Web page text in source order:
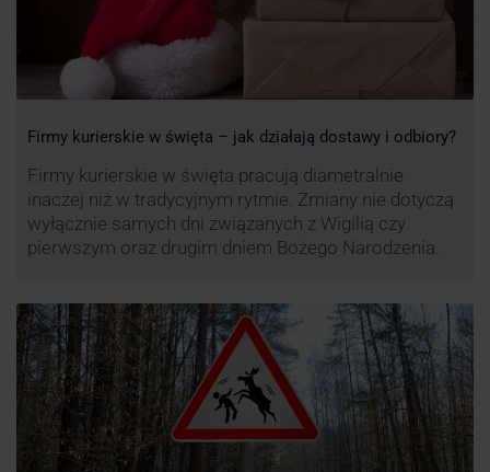
Firmy kurierskie w święta – jak działają dostawy i odbiory?
Firmy kurierskie w święta pracują diametralnie
inaczej niż w tradycyjnym rytmie. Zmiany nie dotyczą
wyłącznie samych dni związanych z Wigilią czy
pierwszym oraz drugim dniem Bożego Narodzenia.